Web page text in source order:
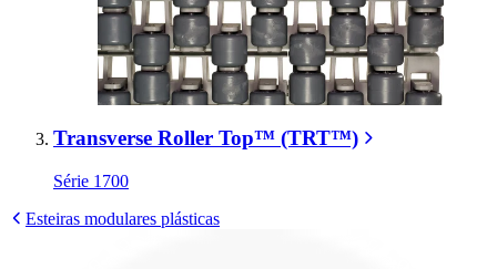
Transverse Roller Top™ (TRT™)
Série 1700
Esteiras modulares plásticas